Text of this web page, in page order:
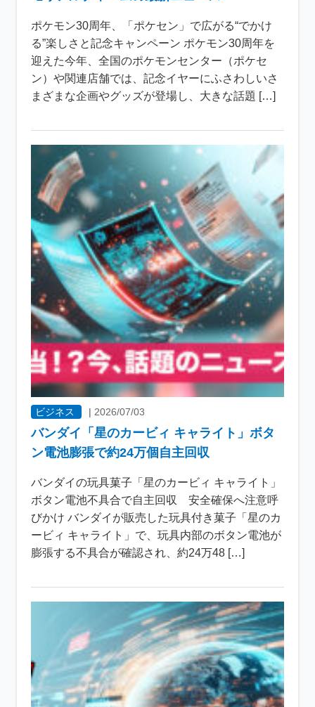
ポケモン30周年、「ポケセン」で広がる“でかけ
る”楽しさと記念キャンペーン ポケモン30周年を
迎えた今年、全国のポケモンセンター（ポケセ
ン）や関連店舗では、記念イヤーにふさわしいさ
まざまな企画やグッズが登場し、大きな話題 […]
ビジネス |2026/07/03
バンダイ「星のカービィ キャライト」ボタ
ン電池膨張で約24万個自主回収
バンダイの玩具菓子「星のカービィ キャライト」
ボタン電池不具合で自主回収 安全確保へ注意呼
びかけ バンダイが販売した玩具付き菓子「星のカ
ービィ キャライト」で、玩具内部のボタン電池が
膨張する不具合が確認され、約24万48 […]